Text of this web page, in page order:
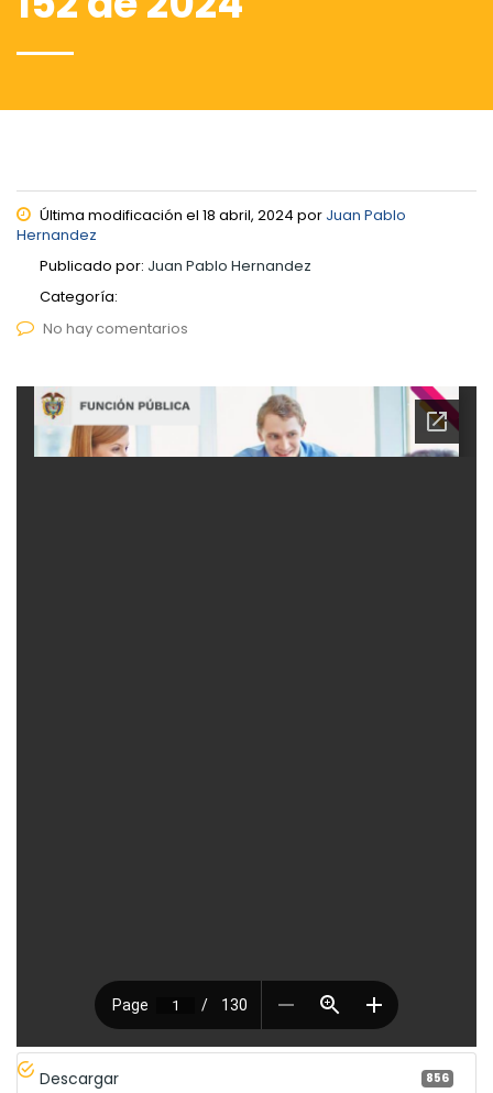
Última modificación el 18 abril, 2024 por Juan Pablo
Hernandez
Publicado por: Juan Pablo Hernandez
Categoría:
No hay comentarios
Descargar 856